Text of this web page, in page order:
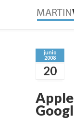
junio
2008
20